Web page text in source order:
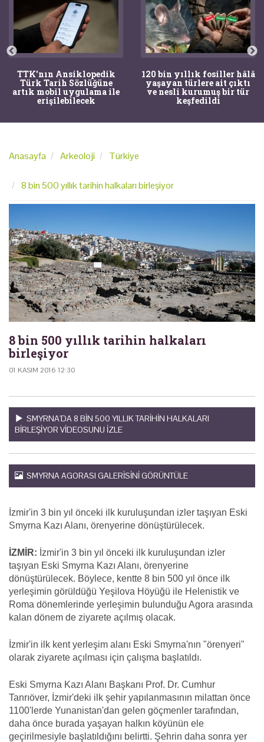
TTK'nın Ansiklopedik
Türk Tarih Sözlüğüne
artık mobil uygulama ile
erişilebilecek
120 bin yıllık fosiller hâlâ
yaşayan türlere ait çıktı
ve nesli kurumuş bir tür
keşfedildi
Anasayfa Arkeoloji Türkiye
8 bin 500 yıllık tarihin halkaları birleşiyor
8 bin 500 yıllık tarihin halkaları
birleşiyor
01 KASIM 2016 12:30
SMYRNA'DA 8 BIN 500 YILLIK TARIHIN HALKALARI
BIRLEŞIYOR VIDEOSUNU IZLE
SMYRNA AGORASI GALERISINI GÖRÜNTÜLE
İzmir'in 3 bin yıl önceki ilk kuruluşundan izler taşıyan Eski
Smyrna Kazı Alanı, örenyerine dönüştürülecek.
İZMİR: İzmir'in 3 bin yıl önceki ilk kuruluşundan izler
taşıyan Eski Smyrna Kazı Alanı, örenyerine
dönüştürülecek. Böylece, kentte 8 bin 500 yıl önce ilk
yerleşimin görüldüğü Yeşilova Höyüğü ile Helenistik ve
Roma dönemlerinde yerleşimin bulunduğu Agora arasında
kalan dönem de ziyarete açılmış olacak.
İzmir'in ilk kent yerleşim alanı Eski Smyrna'nın "örenyeri"
olarak ziyarete açılması için çalışma başlatıldı.
Eski Smyrna Kazı Alanı Başkanı Prof. Dr. Cumhur
Tanrıöver, İzmir'deki ilk şehir yapılanmasının milattan önce
1100'lerde Yunanistan'dan gelen göçmenler tarafından,
daha önce burada yaşayan halkın köyünün ele
geçirilmesiyle başlatıldığını belirtti. Şehrin daha sonra yer